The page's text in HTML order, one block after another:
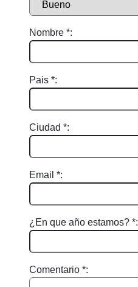
Nombre *:
Pais *:
Ciudad *:
Email *:
¿En que año estamos? *:
Comentario *: